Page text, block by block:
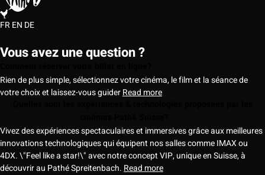
FREN DE
Vous avez une question ?
Rien de plus simple, sélectionnez votre cinéma, le film et la séance de
votre choix et laissez-vous guiderRead more
Vivez des expériences spectaculaires et immersives grâce aux meilleures
innovations technologiques qui équipent nos salles comme IMAX ou
4DX. \"Feel like a star!\" avec notre concept VIP, unique en Suisse, à
découvrir au Pathé Spreitenbach. Read more